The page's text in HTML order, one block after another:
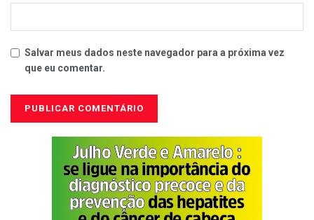
Salvar meus dados neste navegador para a próxima vez
que eu comentar.